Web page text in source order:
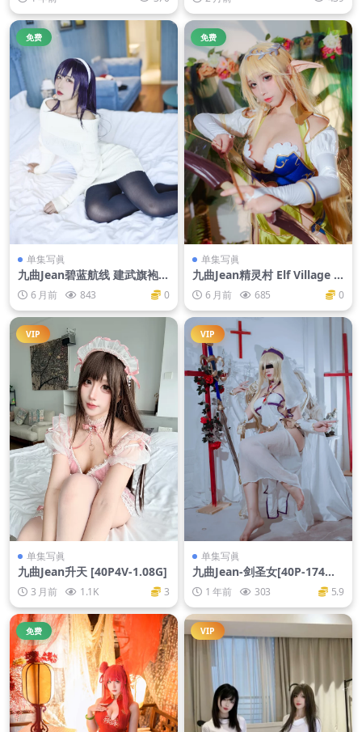
免费
单集写眞
九曲Jean碧蓝航线 建武旗袍[3
7P-154M]
6 月前 843 0
免费
单集写眞
九曲Jean精灵村 Elf Village [7
7P-928M]
6 月前 685 0
VIP
单集写眞
九曲Jean升天 [40P4V-1.08G]
3 月前 1.1K 3
VIP
单集写眞
九曲Jean-剑圣女[40P-174M
B] 1 年前 303 5.9
免费 VIP